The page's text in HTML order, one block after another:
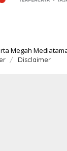
Megah
Disclaimer